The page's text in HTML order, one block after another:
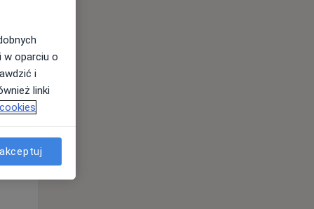
Wt,
11 Sie
w oparciu o
i
linki